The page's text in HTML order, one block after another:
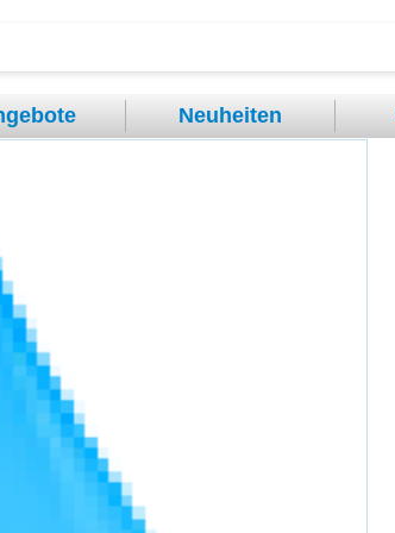
Neuheiten